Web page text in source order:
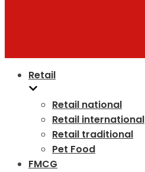
Retail
Retail national
Retail international
Retail traditional
Pet Food
FMCG